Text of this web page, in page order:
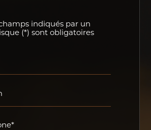
indiqués par un
(*) sont obligatoires